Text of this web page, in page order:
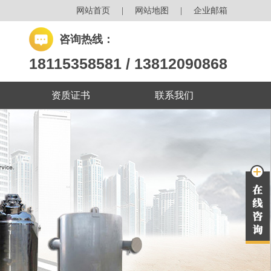
网站首页 网站地图 企业邮箱
咨询热线：
18115358581 / 13812090868
资质证书 联系我们